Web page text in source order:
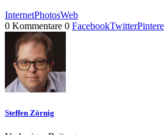
InternetPhotosWeb
0 Kommentare 0 FacebookTwitter
Steffen Zörnig